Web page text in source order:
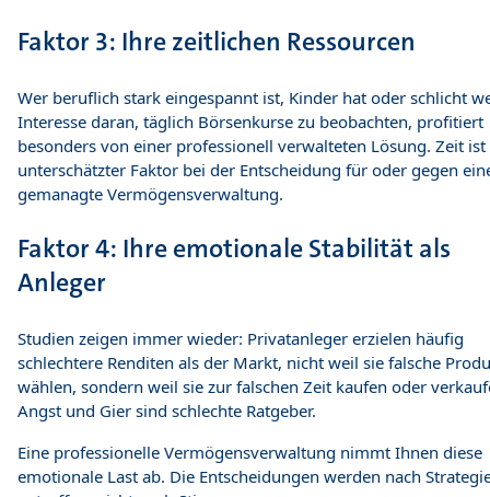
Faktor 3: Ihre zeitlichen Ressourcen
Wer beruflich stark eingespannt ist, Kinder hat oder schlicht
Interesse daran, täglich Börsenkurse zu beobachten, profitiert
besonders von einer professionell verwalteten Lösung. Zeit ist
unterschätzter Faktor bei der Entscheidung für oder gegen
gemanagte Vermögensverwaltung.
Faktor 4: Ihre emotionale Stabilität als
Anleger
Studien zeigen immer wieder: Privatanleger erzielen häufig
schlechtere Renditen als der Markt, nicht weil sie falsche
wählen, sondern weil sie zur falschen Zeit kaufen oder
Angst und Gier sind schlechte Ratgeber.
Eine professionelle Vermögensverwaltung nimmt Ihnen diese
emotionale Last ab. Die Entscheidungen werden nach